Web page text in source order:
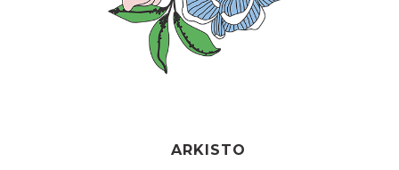
ARKISTO